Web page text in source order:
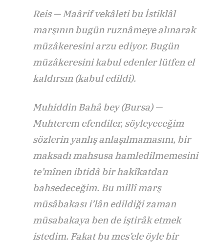
Reis — Maârif vekâleti bu İstiklâl
marşının bugün ruznâmeye alınarak
müzâkeresini arzu ediyor. Bugün
müzâkeresini kabul edenler lütfen el
kaldırsın (kabul edildi).
Muhiddin Bahâ bey (Bursa) —
Muhterem efendiler, söyleyeceğim
sözlerin yanlış anlaşılmamasını, bir
maksadı mahsusa hamledilmemesini
te’mînen ibtidâ bir hakîkatdan
bahsedeceğim. Bu millî marş
müsâbakası i’lân edildiği zaman
müsabakaya ben de iştirâk etmek
istedim. Fakat bu mes’ele öyle bir